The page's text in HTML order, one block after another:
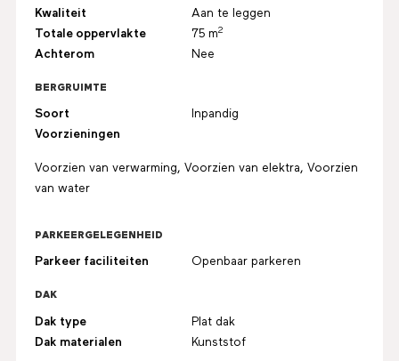
Kwaliteit
Aan te leggen
Totale oppervlakte
75 m2
Achterom Nee
BERGRUIMTE
Soort
Inpandig
Voorzieningen
Voorzien van verwarming, Voorzien van elektra, Voorzien
van water
PARKEERGELEGENHEID
Parkeer faciliteiten Openbaar parkeren
DAK
Dak type
Plat dak
Dak materialen
Kunststof